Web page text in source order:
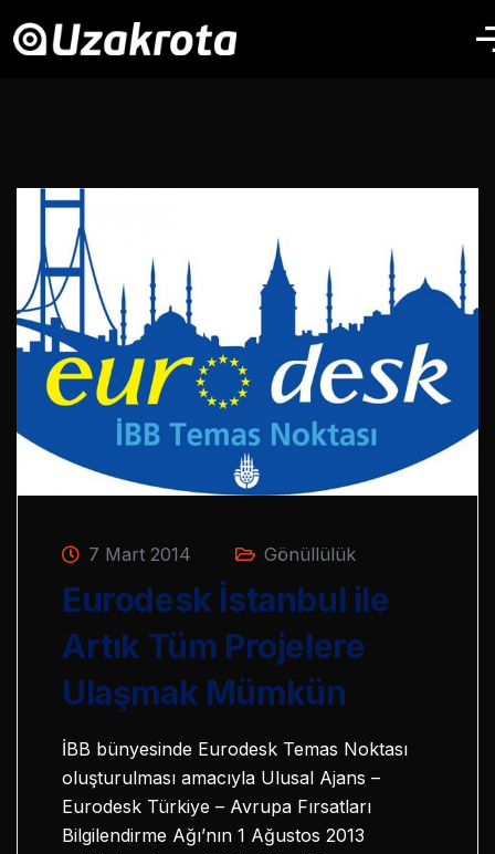
7 Mart 2014 Gönüllülük
Eurodesk İstanbul ile
Artık Tüm Projelere
Ulaşmak Mümkün
İBB bünyesinde Eurodesk Temas Noktası
oluşturulması amacıyla Ulusal Ajans –
Eurodesk Türkiye – Avrupa Fırsatları
Bilgilendirme Ağı’nın 1 Ağustos 2013